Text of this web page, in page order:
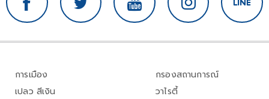
การเมือง
เปลว สีเงิน
กรองสถานการณ์
วาไรตี้